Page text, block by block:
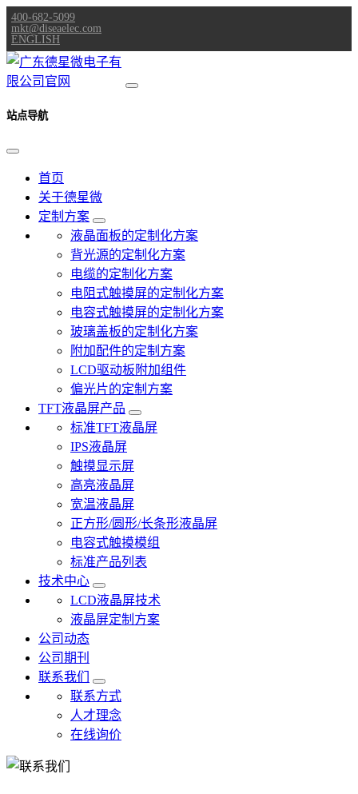
400-682-5099
mkt@diseaelec.com
ENGLISH
站点导航
首页
关于德星微
定制方案
液晶面板的定制化方案
背光源的定制化方案
电缆的定制化方案
电阻式触摸屏的定制化方案
电容式触摸屏的定制化方案
玻璃盖板的定制化方案
附加配件的定制方案
LCD驱动板附加组件
偏光片的定制方案
TFT液晶屏产品
标准TFT液晶屏
IPS液晶屏
触摸显示屏
高亮液晶屏
宽温液晶屏
正方形/圆形/长条形液晶屏
电容式触摸模组
标准产品列表
技术中心
LCD液晶屏技术
液晶屏定制方案
公司动态
公司期刊
联系我们
联系方式
人才理念
在线询价